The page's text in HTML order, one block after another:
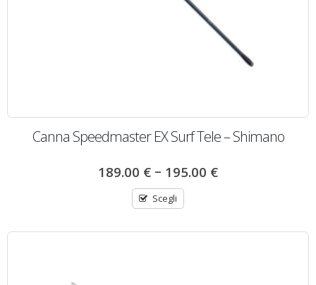
Canna Speedmaster EX Surf Tele – Shimano
189.00 € – 195.00 €
Scegli